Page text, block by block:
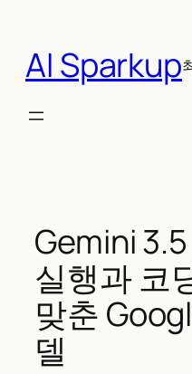
AI Sparkup
Gemini
실행과 코
맞춘
델